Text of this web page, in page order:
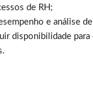
de RH;
e análise
disponibilidade para